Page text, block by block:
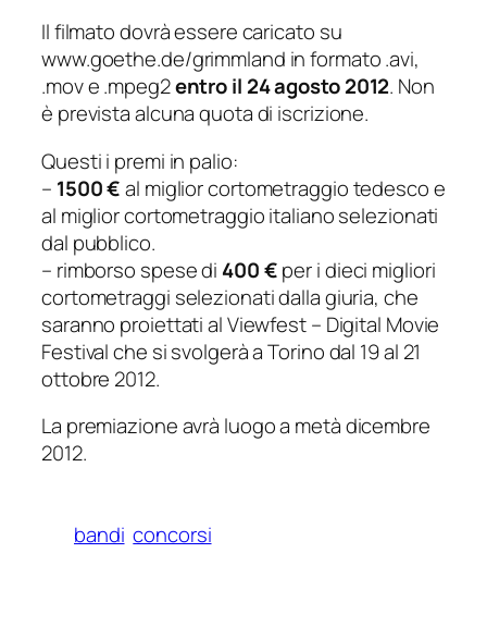
Il filmato dovrà essere caricato su
www.goethe.de/grimmland in formato .avi,
.mov e .mpeg2entro il 24 agosto 2012. Non
è prevista alcuna quota di iscrizione.
Questi i premi in palio:
– 1500 €al miglior cortometraggio tedesco e
al miglior cortometraggio italiano selezionati
dal pubblico.
– rimborso spese di 400 €per i dieci migliori
cortometraggi selezionati dalla giuria, che
saranno proiettati al Viewfest – Digital Movie
Festival che si svolgerà a Torino dal 19 al 21
ottobre 2012.
La premiazione avrà luogo a metà dicembre
2012.
bandi concorsi